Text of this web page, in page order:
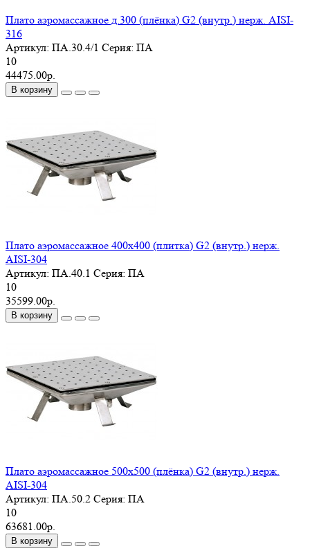
Плато аэромассажное д.300 (плёнка) G2 (внутр.) нерж. AISI-
316
Артикул: ПА.30.4/1 Серия: ПА
10
44475.00р.
В корзину
Плато аэромассажное 400х400 (плитка) G2 (внутр.) нерж.
AISI-304
Артикул: ПА.40.1 Серия: ПА
10
35599.00р.
В корзину
Плато аэромассажное 500х500 (плёнка) G2 (внутр.) нерж.
AISI-304
Артикул: ПА.50.2 Серия: ПА
10
63681.00р.
В корзину